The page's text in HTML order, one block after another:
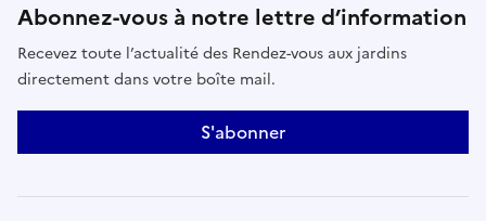
Abonnez-vous à notre lettre d’information
Recevez toute l’actualité des Rendez-vous aux jardins
directement dans votre boîte mail.
S'abonner